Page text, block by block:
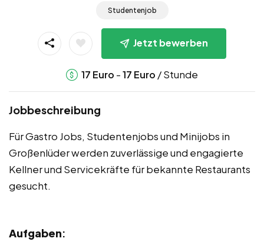
Studentenjob
Jetzt bewerben
17 Euro -17 Euro / Stunde
Jobbeschreibung
Für Gastro Jobs, Studentenjobs und Minijobs in
Großenlüder werden zuverlässige und engagierte
Kellner und Servicekräfte für bekannte Restaurants
gesucht.
Aufgaben: